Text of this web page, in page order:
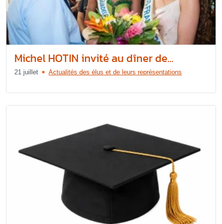
Michel HOTIN invité au dîner de...
21 juillet Actualités des élus et de leurs représentations